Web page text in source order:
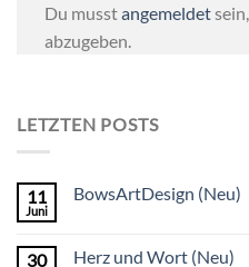
Du musstangemeldet
abzugeben.
LETZTEN POSTS
11
Juni
BowsArtDesign (Neu)
30 Herz und Wort (Neu)